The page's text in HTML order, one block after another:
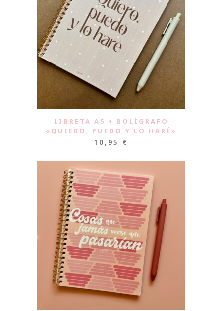
LIBRETA A5 + BOLÍGRAFO
«QUIERO, PUEDO Y LO HARÉ»
10,95 €